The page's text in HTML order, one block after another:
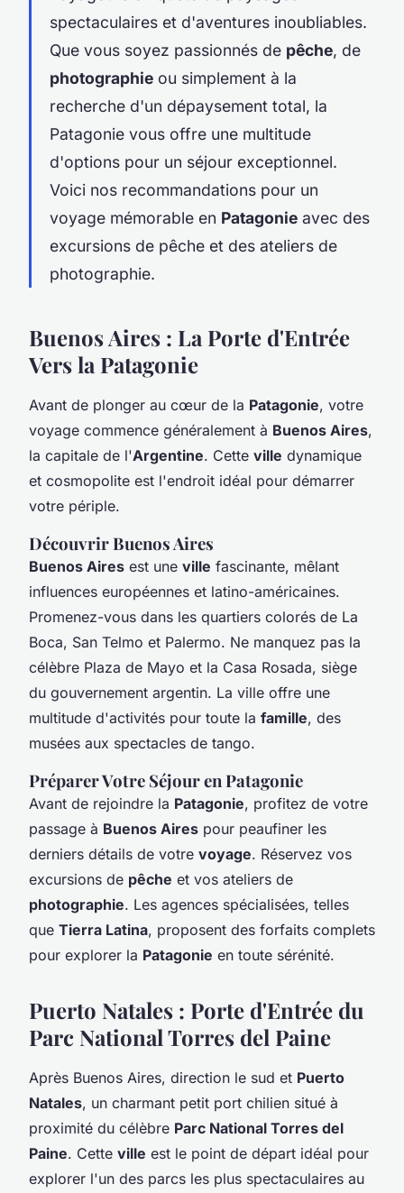
spectaculaires et d'aventures inoubliables.
Que vous soyez passionnés de pêche, de
photographie ou simplement à la
recherche d'un dépaysement total, la
Patagonie vous offre une multitude
d'options pour un séjour exceptionnel.
Voici nos recommandations pour un
voyage mémorable en Patagonie avec des
excursions de pêche et des ateliers de
photographie.
Buenos Aires : La Porte d'Entrée
Vers la Patagonie
Avant de plonger au cœur de la Patagonie, votre
voyage commence généralement à Buenos Aires,
la capitale de l'Argentine. Cette ville dynamique
et cosmopolite est l'endroit idéal pour démarrer
votre périple.
Découvrir Buenos Aires
Buenos Aires est une ville fascinante, mêlant
influences européennes et latino-américaines.
Promenez-vous dans les quartiers colorés de La
Boca, San Telmo et Palermo. Ne manquez pas la
célèbre Plaza de Mayo et la Casa Rosada, siège
du gouvernement argentin. La ville offre une
multitude d'activités pour toute la famille, des
musées aux spectacles de tango.
Préparer Votre Séjour en Patagonie
Avant de rejoindre la Patagonie, profitez de votre
passage à Buenos Aires pour peaufiner les
derniers détails de votre voyage. Réservez vos
excursions de pêche et vos ateliers de
photographie. Les agences spécialisées, telles
que Tierra Latina, proposent des forfaits complets
pour explorer la Patagonie en toute sérénité.
Puerto Natales : Porte d'Entrée du
Parc National Torres del Paine
Après Buenos Aires, direction le sud et Puerto
Natales, un charmant petit port chilien situé à
proximité du célèbre Parc National Torres del
Paine. Cette ville est le point de départ idéal pour
explorer l'un des parcs les plus spectaculaires au